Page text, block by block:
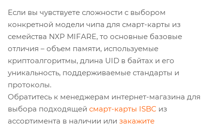
Если вы чувствуете сложности с выбором
конкретной модели чипа для смарт-карты из
семейства NXP MIFARE, то основные базовые
отличия – объем памяти, используемые
криптоалгоритмы, длина UID в байтах и его
уникальность, поддерживаемые стандарты и
протоколы.
Обратитесь к менеджерам интернет-магазина для
выбора подходящей смарт-карты ISBC из
ассортимента в наличии или закажите